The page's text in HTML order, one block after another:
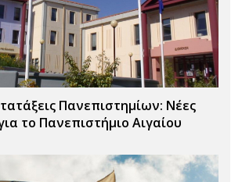
Πανεπιστημίων: Νέες
το Πανεπιστήμιο Αιγαίου